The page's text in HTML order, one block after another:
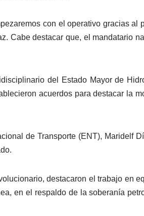
con el operativo gracias al
Cabe destacar que, el mandatario
del Estado Mayor de
acuerdos para destacar la
de Transporte (ENT), Maridelf
destacaron el trabajo en
en el respaldo de la soberanía